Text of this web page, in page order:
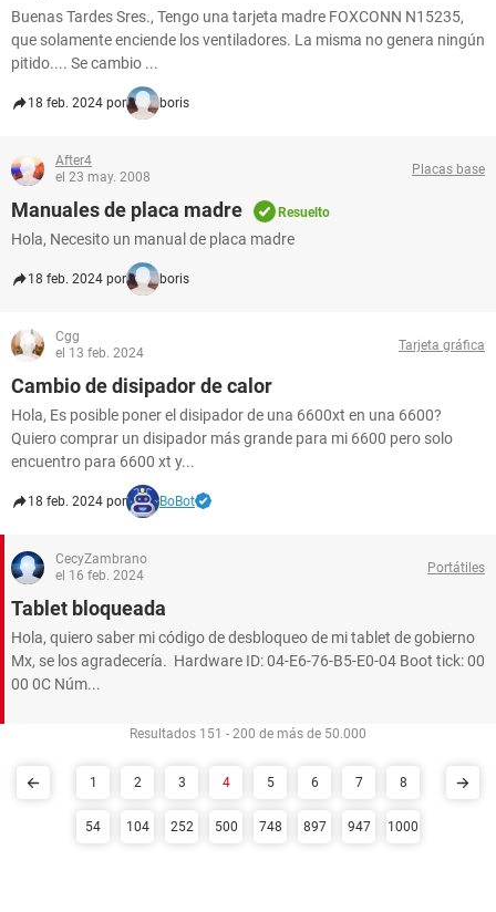
Buenas Tardes Sres., Tengo una tarjeta madre FOXCONN N15235,
que solamente enciende los ventiladores. La misma no genera ningún
pitido.... Se cambio ...
18 feb. 2024 por boris
After4
el 23 may. 2008
Placas base
Manuales de placa madre Resuelto
Hola, Necesito un manual de placa madre
18 feb. 2024 por boris
Cgg
el 13 feb. 2024
Tarjeta gráfica
Cambio de disipador de calor
Hola, Es posible poner el disipador de una 6600xt en una 6600?
Quiero comprar un disipador más grande para mi 6600 pero solo
encuentro para 6600 xt y...
18 feb. 2024 por BoBot
CecyZambrano
el 16 feb. 2024
Portátiles
Tablet bloqueada
Hola, quiero saber mi código de desbloqueo de mi tablet de gobierno
Mx, se los agradecería. Hardware ID: 04-E6-76-B5-E0-04 Boot tick: 00
00 0C Núm...
Resultados 151 - 200 de más de 50.000
1 2 3 4 5 6 7 8
54 104 252 500 748 897 947 1000